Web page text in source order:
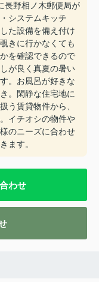
長野相ノ木郵便局が
システムキッチ
た設備を備え付け
きに行かなくても
を確認できるので
が良く真夏の暑い
。お風呂が好きな
。閑静な住宅地に
う賃貸物件から、
イチオシの物件や
のニーズに合わせ
ます。
わせ